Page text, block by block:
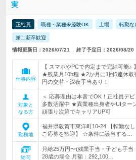
実
正社員 職種・業種未経験OK 上場 転勤な
第二新卒歓迎
情報更新日：2026/07/21 終了予定日：2026/08/20
仕事内容
【 スマホやPCで内定まで完結可能♪
★残業月10h程 ★2か月に1回5連休
円の交替・深夜手当あり！
対象と
なる方
＜ 応募理由は本音でOK！正社員デ
多数活躍中 ★異業種出身者やUIター
頑張り次第でキャリアUP可
勤務地
福井県敦賀市東洋町10-24 【転勤な
ご応募を歓迎】 ☆条件に該当する…
給与
月給25万円〜(残業手当・子ども手当
28歳の場合 月額：292,100…